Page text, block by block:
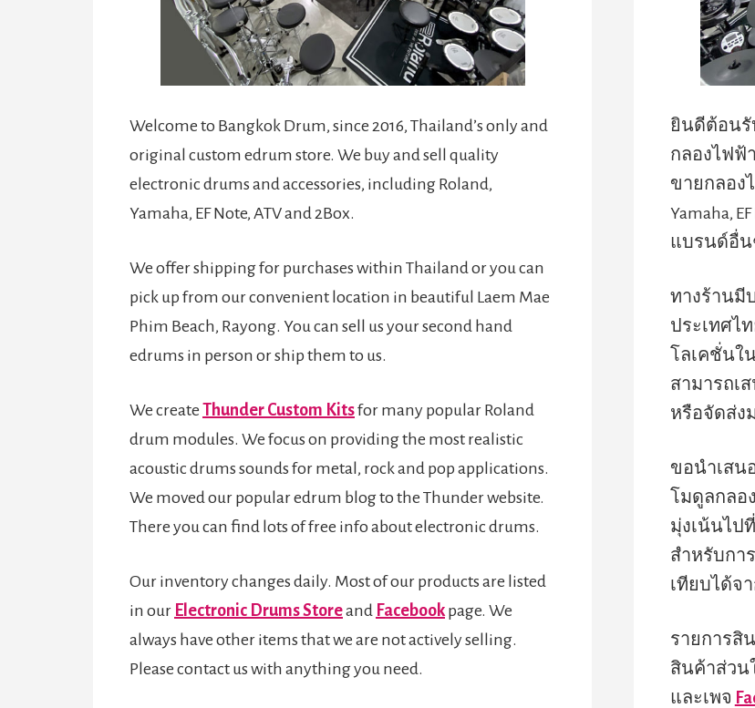
Welcome to Bangkok Drum, since 2016, Thailand’s only and
original custom edrum store. We buy and sell quality
electronic drums and accessories, including Roland,
Yamaha, EF Note, ATV and 2Box.
We offer shipping for purchases within Thailand or you can
pick up from our convenient location in beautiful Laem Mae
Phim Beach, Rayong. You can sell us your second hand
edrums in person or ship them to us.
We create Thunder Custom Kitsfor many popular Roland
drum modules. We focus on providing the most realistic
acoustic drums sounds for metal, rock and pop applications.
We moved our popular edrum blog to the Thunder website.
There you can find lots of free info about electronic drums.
Our inventory changes daily. Most of our products are listed
in our Electronic Drums Storeand Facebook page. We
always have other items that we are not actively selling.
Please contact us with anything you need.
ยินดีต้อนรับ
กลองไฟฟ้
ขายกลอง
Yamaha,
แบรนด์อื่น
ทางร้านมี
ประเทศไ
โลเคชั่น
สามารถเ
หรือจัดส่ง
ขอนำเสน
โมดูลกลอ
มุ่งเน้นไป
สำหรับกา
เทียบได้จ
รายการสิ
สินค้าส่วน
และเพจ